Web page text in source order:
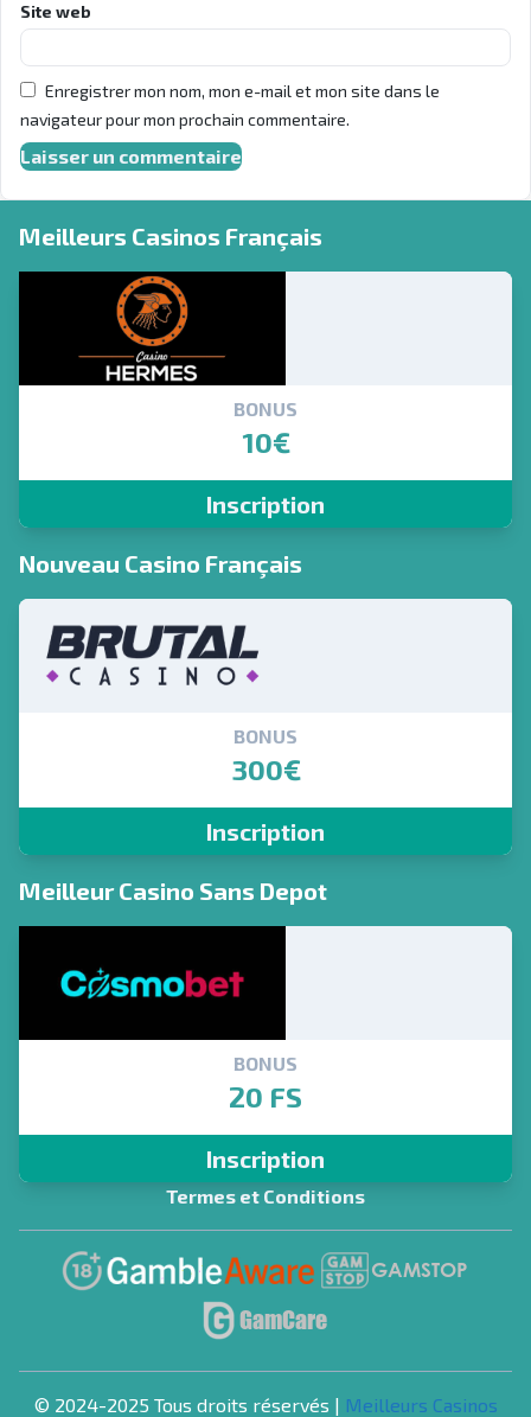
Site web
Enregistrer mon nom, mon e-mail et mon site dans le
navigateur pour mon prochain commentaire.
Meilleurs Casinos Français
BONUS
10€
Inscription
Nouveau Casino Français
BONUS
300€
Inscription
Meilleur Casino Sans Depot
BONUS
20 FS
Inscription
Termes et Conditions
© 2024-2025 Tous droits réservés | Meilleurs Casinos